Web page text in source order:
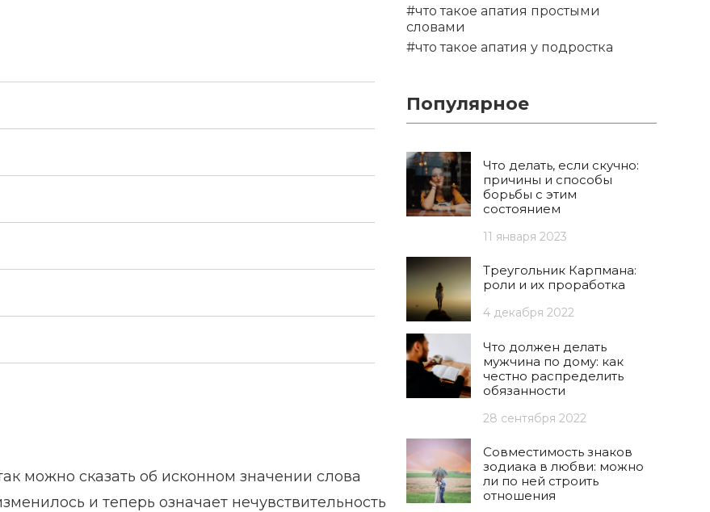
можно сказать об исконном значении слова
и теперь означает нечувствительность
#что такое апатия простыми
словами
#что такое апатия у подростка
Популярное
Что делать, если скучно:
причины и способы
борьбы с этим
состоянием
11 января 2023
Треугольник Карпмана:
роли и их проработка
4 декабря 2022
Что должен делать
мужчина по дому: как
честно распределить
обязанности
28 сентября 2022
Совместимость знаков
зодиака в любви: можно
ли по ней строить
отношения